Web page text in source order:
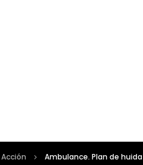
Acción Ambulance. Plan de huida